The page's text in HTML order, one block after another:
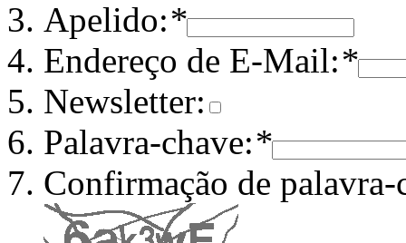
Apelido:*
Endereço de E-Mail:*
Newsletter:
Palavra-chave:*
Confirmação de palavra-